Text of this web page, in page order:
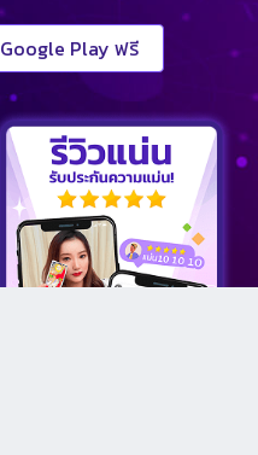
Google Play ฟรี